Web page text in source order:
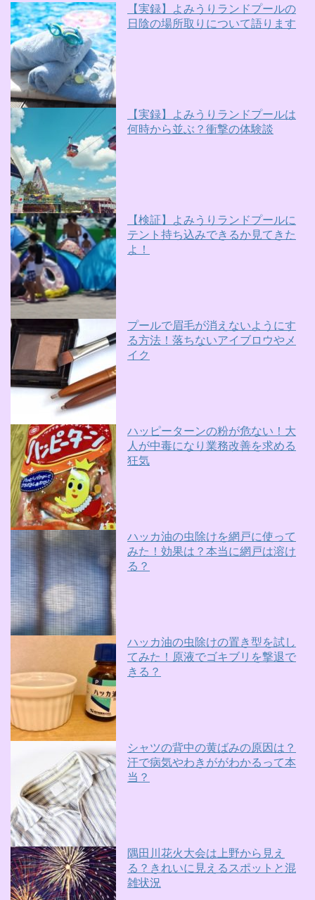
【実録】よみうりランドプールの
日陰の場所取りについて語ります
【実録】よみうりランドプールは
何時から並ぶ？衝撃の体験談
【検証】よみうりランドプールに
テント持ち込みできるか見てきた
よ！
プールで眉毛が消えないようにす
る方法！落ちないアイブロウやメ
イク
ハッピーターンの粉が危ない！大
人が中毒になり業務改善を求める
狂気
ハッカ油の虫除けを網戸に使って
みた！効果は？本当に網戸は溶け
る？
ハッカ油の虫除けの置き型を試し
てみた！原液でゴキブリを撃退で
きる？
シャツの背中の黄ばみの原因は？
汗で病気やわきががわかるって本
当？
隅田川花火大会は上野から見え
る？きれいに見えるスポットと混
雑状況